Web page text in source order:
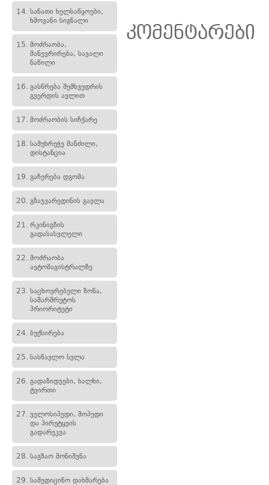
14. სანათი ხელსაწყოები,
ხმოვანი სიგნალი
15. მოძრაობა,
მანევრირება, სავალი
ნაწილი
16. გასწრება შემხვედრის
გვერდის ავლით
17. მოძრაობის სიჩქარე
18. სამუხრუჭე მანძილი,
დისტანცია
19. გაჩერება დგომა
20. გზაჯვარედინის გავლა
21. რკინიგზის
გადასასვლელი
22. მოძრაობა
ავტომაგისტრალზე
23. საცხოვრებელი ზონა,
სამარშრუტოს
პრიორიტეტი
24. ბუქსირება
25. სასწავლო სვლა
26. გადაზიდვები, ხალხი,
ტვირთი
27. ველოსიპედი, მოპედი
და პირუტყვის
გადარეკვა
28. საგზაო მონიშვნა
29. სამედიცინო დახმარება
კომენტარები